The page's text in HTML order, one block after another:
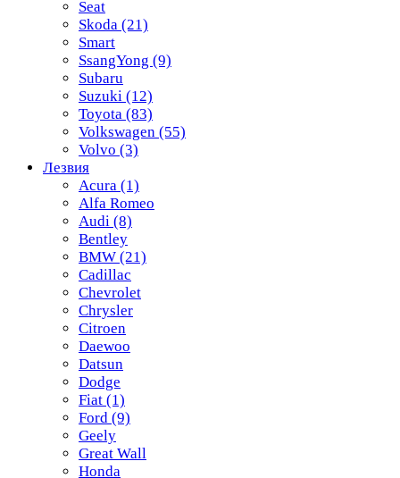
Seat
Skoda (21)
Smart
SsangYong (9)
Subaru
Suzuki (12)
Toyota (83)
Volkswagen (55)
Volvo (3)
Лезвия
Acura (1)
Alfa Romeo
Audi (8)
Bentley
BMW (21)
Cadillac
Chevrolet
Chrysler
Citroen
Daewoo
Datsun
Dodge
Fiat (1)
Ford (9)
Geely
Great Wall
Honda